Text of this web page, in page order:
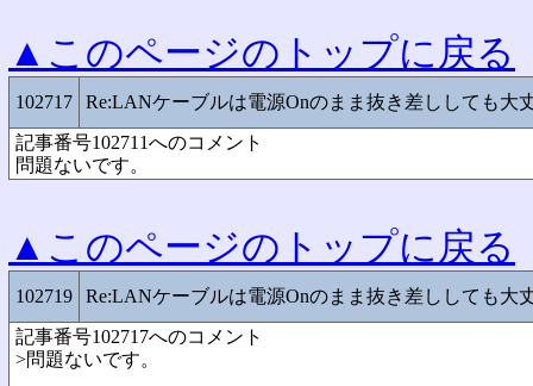
▲このページのトップに戻る
102717
Re:LANケーブルは電源Onのまま抜き差ししても大
記事番号102711へのコメント
問題ないです。
▲このページのトップに戻る
102719
Re:LANケーブルは電源Onのまま抜き差ししても大
記事番号102717へのコメント
>問題ないです。